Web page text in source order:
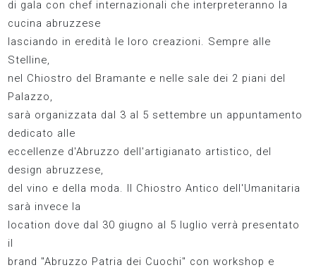
di gala con chef internazionali che interpreteranno la
cucina abruzzese
lasciando in eredità le loro creazioni. Sempre alle
Stelline,
nel Chiostro del Bramante e nelle sale dei 2 piani del
Palazzo,
sarà organizzata dal 3 al 5 settembre un appuntamento
dedicato alle
eccellenze d'Abruzzo dell'artigianato artistico, del
design abruzzese,
del vino e della moda. Il Chiostro Antico dell'Umanitaria
sarà invece la
location dove dal 30 giugno al 5 luglio verrà presentato
il
brand "Abruzzo Patria dei Cuochi" con workshop e